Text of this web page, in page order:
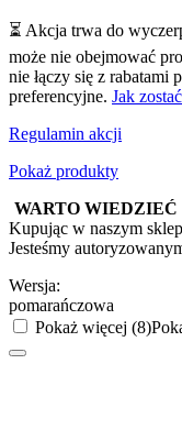
⏳ Akcja trwa do
może nie obejmować
nie łączy się z rabatami
preferencyjne. Jak
Regulamin akcji
Pokaż produkty
WARTO WIEDZIEĆ
Kupując w naszym
Jesteśmy
Wersja:
pomarańczowa
Pokaż więcej (8)